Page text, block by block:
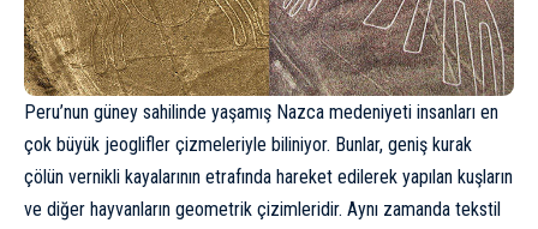
Peru’nun güney sahilinde yaşamış Nazca medeniyeti insanları en
çok büyük jeoglifler çizmeleriyle biliniyor. Bunlar, geniş kurak
çölün vernikli kayalarının etrafında hareket edilerek yapılan kuşların
ve diğer hayvanların geometrik çizimleridir. Aynı zamanda tekstil